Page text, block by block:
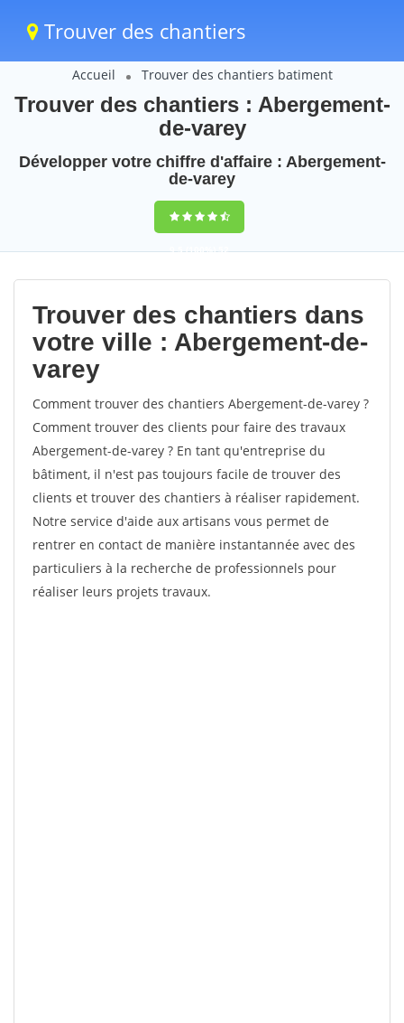
Trouver des chantiers
Accueil Trouver des chantiers batiment
Trouver des chantiers : Abergement-
de-varey
Développer votre chiffre d'affaire : Abergement-
de-varey
9,5(100%)52
votes
Trouver des chantiers dans
votre ville : Abergement-de-
varey
Comment trouver des chantiers Abergement-de-varey ?
Comment trouver des clients pour faire des travaux
Abergement-de-varey ? En tant qu'entreprise du
bâtiment, il n'est pas toujours facile de trouver des
clients et trouver des chantiers à réaliser rapidement.
Notre service d'aide aux artisans vous permet de
rentrer en contact de manière instantannée avec des
particuliers à la recherche de professionnels pour
réaliser leurs projets travaux.